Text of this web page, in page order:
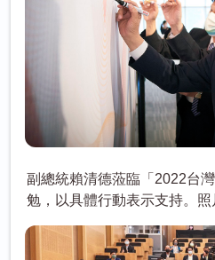
副總統賴清德蒞臨「2022台
勉，以具體行動表示支持。